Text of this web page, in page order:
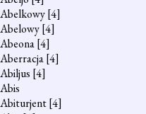
Abelkowy[4]
Abelowy[4]
Abeona[4]
Aberracja[4]
Abiljus [4]
Abis
Abiturjent[4]